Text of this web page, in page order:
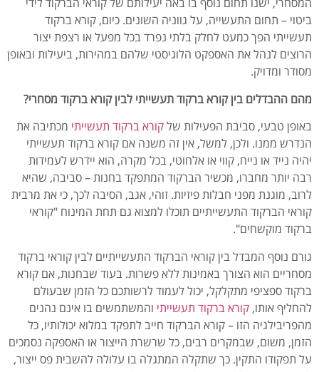
המסחרי, ישנו תחום נוסף בו באה יעילותם של קוראי הברקוד לידי
ביטוי – תחום התעשייה, על גווניה השונים. כיום, קורא ברקוד
תעשייתי הפך כמעט לחלק בלתי נפרד בכל מפעל או רצפת יצור
הרוצים לנהל את האספקט הלוגיסטי שלהם במהירות, ביעילות ובאופן
מסודר ומדויק.
מהם ההבדלים בין קורא ברקוד תעשייתי לבין קורא ברקוד מסחרי?
באופן טבעי, סביבת הפעילות שלקורא ברקוד תעשייתי מכתיבה את
הנדרש ממנו. ולכן, למשל, אין זה משנה אם קורא ברקוד תעשייתי
יהיה נייד או נייח, קווי או אלחוטי, בכל מקרה, הוא יידרש לעמידות
רבה יותר מחברו, מכשיר הברקוד המתפקד בחנות – סביבה, שהיא
לרוב, מוגנת מפני חבלות פיזיות. זוהי, אגב, הסיבה לכך, כי את מרבית
קוראי הברקוד התעשייתיים תוכלו למצוא גם תחת המינוח "קוראי
ברקוד מוקשחים".
גורם נוסף המבדל בין קוראי הברקוד התעשייתיים לבין קוראי ברקוד
מסחריים הוא הצורך באמינות ללא פשרות. בעוד שבחנות, אם קורא
ברקוד ספציפי מתקלקל, יכול לעמוד לרשותכם כל הזמן שבעולם
להחליף אותו, קורא ברקוד תעשייתי והמשתמשים בו אינם נהנים
מהפריבילגיה הזו – קורא הברקוד חייב לתפקד במלוא יכולותיו, כל
הזמן, משום, שבמקרים רבים, כל שרשרת הייצור או האספקה נסמכים
על תפקודו התקין. כך שתקלה המתגלה בו עלולה להשבית פס ייצור,